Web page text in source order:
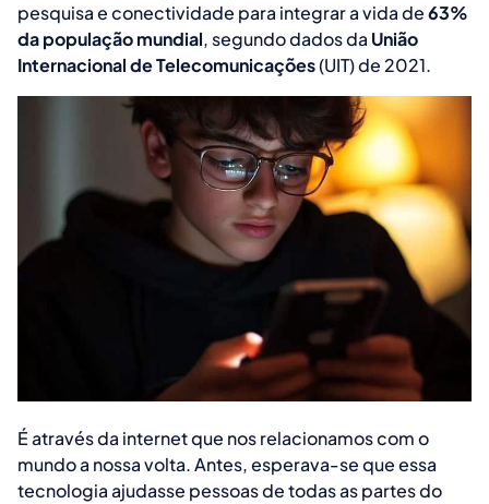
pesquisa e conectividade para integrar a vida de63%
da população mundial, segundo dados da União
Internacional de Telecomunicações(UIT) de 2021.
É através da internet que nos relacionamos com o
mundo a nossa volta. Antes, esperava-se que essa
tecnologia ajudasse pessoas de todas as partes do